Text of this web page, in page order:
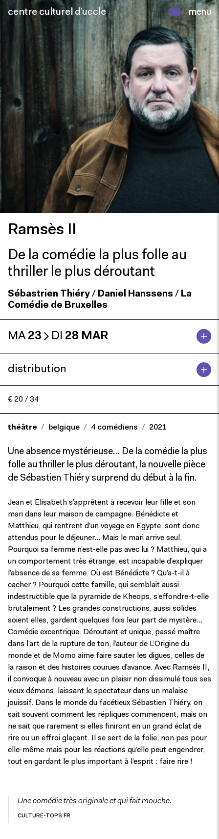
centre culturel d’uccle menu
Ramsès II
De la comédie la plus folle au
thriller le plus déroutant
Sébastrien Thiéry / Daniel Hanssens / La
Comédie de Bruxelles
MA 23 DI 28 MAR
distribution
€ 20 / 34
théâtre belgique 4 comédiens 2021
Une absence mystérieuse… De la comédie la plus
folle au thriller le plus déroutant, la nouvelle pièce
de Sébastien Thiéry surprend du début à la fin.
Jean et Elisabeth s’apprêtent à recevoir leur fille et son
mari dans leur maison de campagne. Bénédicte et
Matthieu, qui rentrent d’un voyage en Egypte, sont donc
attendus pour le déjeuner… Mais le mari arrive seul.
Pourquoi sa femme n’est-elle pas avec lui ? Matthieu, qui a
un comportement très étrange, est incapable d’expliquer
l’absence de sa femme. Où est Bénédicte ? Qu’a-t-il à
cacher ? Pourquoi cette famille, qui semblait aussi
indestructible que la pyramide de Kheops, s’effondre-t-elle
brutalement ? Les grandes constructions, aussi solides
soient elles, gardent quelques fois leur part de mystère…
Comédie excentrique. Déroutant et unique, passé maître
dans l’art de la rupture de ton, l’auteur de L’Origine du
monde et de Momo aime faire sauter les digues, celles de
la raison et des histoires courues d’avance. Avec Ramsès II,
il convoque à nouveau avec un plaisir non dissimulé tous ses
vieux démons, laissant le spectateur dans un malaise
jouissif. Dans le monde du facétieux Sébastien Thiéry, on
sait souvent comment les répliques commencent, mais on
ne sait que rarement si elles finiront en un grand éclat de
rire ou un effroi glaçant. Il se sert de la folie, non pas pour
elle-même mais pour les réactions qu’elle peut engendrer,
tout en gardant le plus important à l’esprit : faire rire !
Une comédie très originale et qui fait mouche.
CULTURE-TOPS.FR